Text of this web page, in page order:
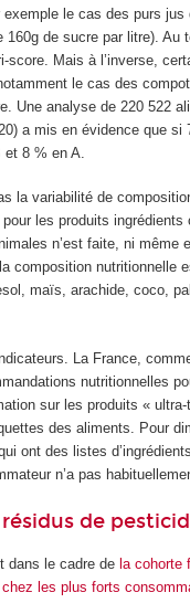
le cas des purs
de sucre par litre).
Mais à l’inverse,
le cas des
Une analyse de 220 522
a mis en évidence que
8 % en A.
la variabilité de
les produits
n’est faite, ni même
composition nutritionnelle
maïs, arachide, coco,
La France,
nutritionnelles
sur les produits «
des aliments. Pour
ont des listes
n’a pas
de
dans le cadre de la cohorte
chez les plus forts